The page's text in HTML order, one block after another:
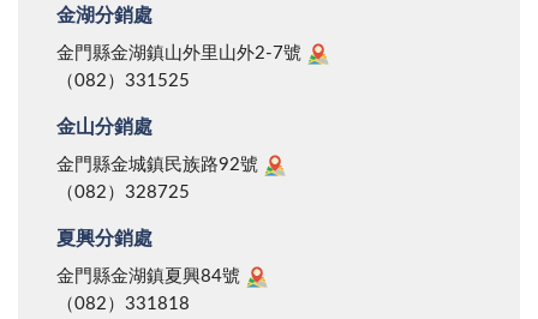
金湖分銷處
金門縣金湖鎮山外里山外2-7號
（082）331525
金山分銷處
金門縣金城鎮民族路92號
（082）328725
夏興分銷處
金門縣金湖鎮夏興84號
（082）331818